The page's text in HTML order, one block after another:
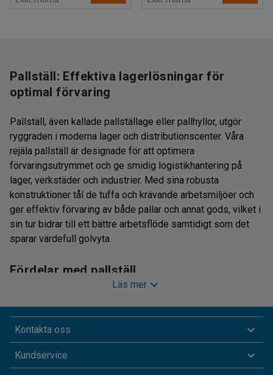
Pallställ: Effektiva lagerlösningar för
optimal förvaring
Pallställ, även kallade pallställage eller pallhyllor, utgör
ryggraden i moderna lager och distributionscenter. Våra
rejäla pallställ är designade för att optimera
förvaringsutrymmet och ge smidig logistikhantering på
lager, verkstäder och industrier. Med sina robusta
konstruktioner tål de tuffa och krävande arbetsmiljöer och
ger effektiv förvaring av både pallar och annat gods, vilket i
sin tur bidrar till ett bättre arbetsflöde samtidigt som det
sparar värdefull golvyta.
Fördelar med pallställ
företag som strävar efter att maximera sin lagerkapacitet
och effektivisera interna processer. Här är några av
fördelarna med pallställage:
Läs mer
Kontakta oss
Kundservice